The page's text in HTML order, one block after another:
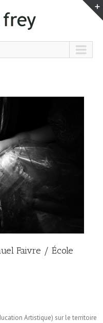
Faivre / École
Artistique) sur le territoire